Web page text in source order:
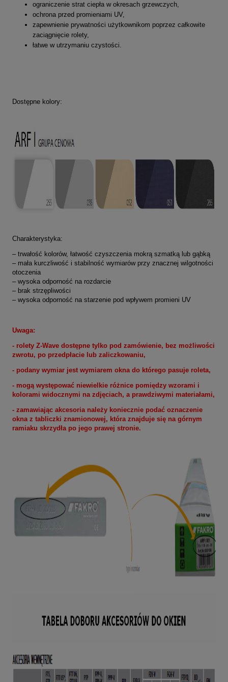
ograniczenie strat ciepła w okresach grzewczych,
ochrona przed promieniami UV,
zapewnienie prywatności użytkownikom poprzez całkowite
zaciągnięcie rolety,
łatwe w utrzymaniu czystości.
Dostępne kolory:
Charakterystyka:
– trwałość kolorów, łatwość czyszczenia mokrą szmatką lub gąbką
– mała kurczliwość i stabilność wymiarów przy znacznej wilgotności
otoczenia
– wysoka odporność na rozdarcie
– brak strzępliwości
– wysoka odporność na starzenie pod wpływem promieni UV
Uwaga:
- rolety Z-Wave dostępne tylko pod zamówienie, bez możliwości
zwrotu, po przedpłacie lub zaliczkowaniu,
- podany wymiar jest wymiarem okna do którego pasuje roleta,
- mogą występować niewielkie różnice pomiędzy wzorami i
kolorami widocznymi na zdjęciach, a prawdziwymi materiałami,
- zamawiając akcesoria należy koniecznie podać oznaczenie
okna z tabliczki znamionowej, która znajduje się na górnym
ramiaku skrzydła po jego prawej stronie.